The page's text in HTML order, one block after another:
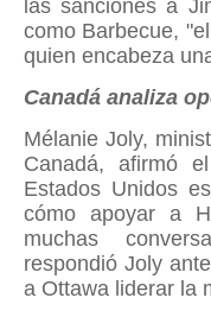
las sanciones a
como Barbecue,
quien encabeza
Canadá analiza
Mélanie Joly,
Canadá, afirmó
Estados Unidos
cómo apoyar a
muchas
respondió Joly
a Ottawa liderar la